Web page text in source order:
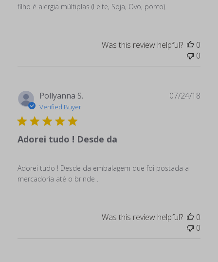
filho é alergia múltiplas (Leite, Soja, Ovo, porco).
Was this review helpful?
0
0
Pollyanna S.
Verified Buyer
Adorei tudo ! Desde da
Adorei tudo ! Desde da embalagem que foi postada a
mercadoria até o brinde .
07/24/18
Was this review helpful?
0
0